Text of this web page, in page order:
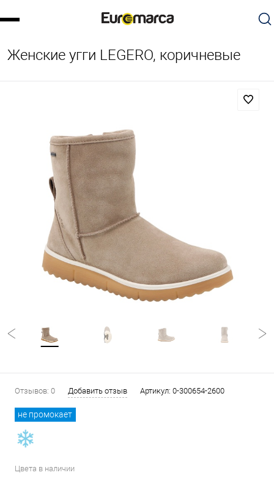
Женские угги LEGERO, коричневые
Отзывов: 0 Добавить отзыв Артикул: 0-300654-2600
не промокает
Цвета в наличии